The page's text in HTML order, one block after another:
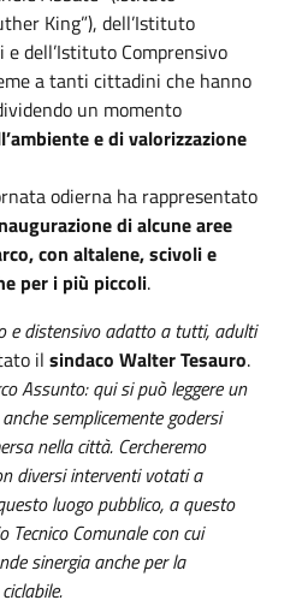
King”), dell’Istituto
dell’Istituto Comprensivo
a tanti cittadini che hanno
un momento
e di valorizzazione
odierna ha rappresentato
di alcune aree
con altalene, scivoli e
per i più piccoli.
e distensivo adatto a tutti, adulti
il sindaco Walter Tesauro.
Assunto: qui si può leggere un
semplicemente godersi
nella città. Cercheremo
diversi interventi votati a
luogo pubblico, a questo
Tecnico Comunale con cui
sinergia anche per la